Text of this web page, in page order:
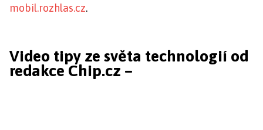
mobil.rozhlas.cz.
Video tipy ze světa technologií od
redakce Chip.cz –